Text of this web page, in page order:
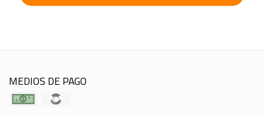
MEDIOS DE PAGO